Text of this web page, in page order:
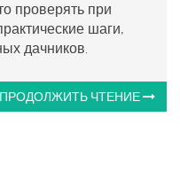
проверять при
шаги,
дачников.
ПРОДОЛЖИТЬ ЧТЕНИЕ